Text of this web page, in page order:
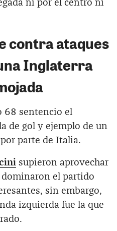
ni por el centro ni
contra ataques
Inglaterra
68 sentencio el
de gol y ejemplo de un
parte de Italia.
supieron aprovechar
el partido
sin embargo,
izquierda fue la que